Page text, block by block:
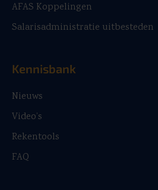
AFAS Koppelingen
Salarisadministratie uitbesteden
Kennisbank
Nieuws
Video’s
Rekentools
FAQ